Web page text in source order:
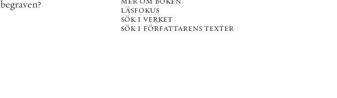
begraven?
läsfokus
sök i verket
sök i författarens texter